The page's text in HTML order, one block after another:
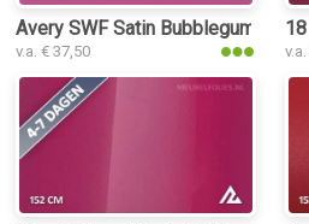
Avery SWF Satin Bubblegum Pink
v.a. € 37,50